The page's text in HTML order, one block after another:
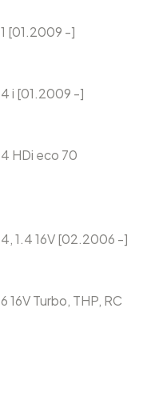
[01.2009 -]
i [01.2009 -]
HDi eco 70
1.4 16V [02.2006 -]
16V Turbo, THP, RC